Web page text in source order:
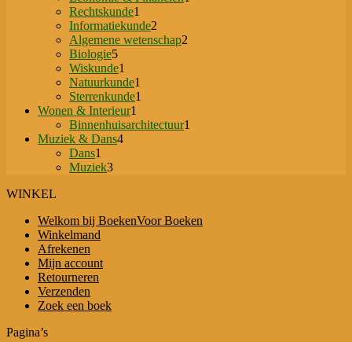
Rechtskunde1
product
Informatiekunde2
producten
Algemene wetenschap2
Biologie55
producten
Wiskunde1
product
Natuurkunde1
Sterrenkunde1
Wonen & Interieur1
product
Binnenhuisarchitectuur1
Muziek & Dans44
Dans1
product
Muziek33
WINKEL
Welkom bij BoekenVoor Boeken
Winkelmand
Afrekenen
Mijn account
Retourneren
Verzenden
Zoek een boek
Pagina’s